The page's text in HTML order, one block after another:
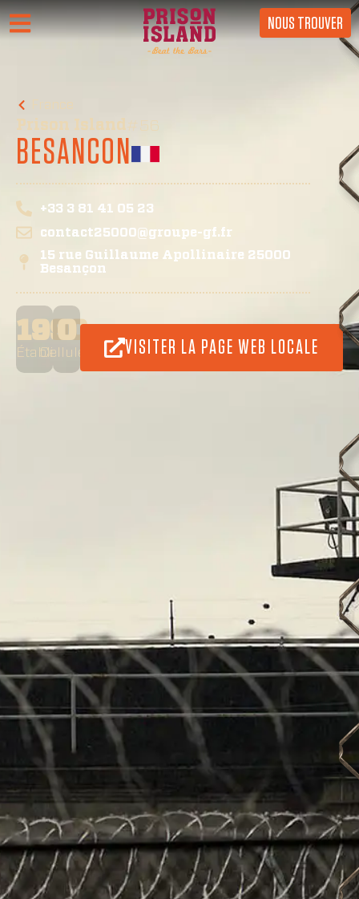
NOUS TROUVER
France
Prison Island#56
BESANCON
+33 3 81 41 05 23
contact25000@groupe-gf.fr
15 rue Guillaume Apollinaire 25000
Besançon
Établi
1990
Cellules
0
VISITER LA PAGE WEB LOCALE